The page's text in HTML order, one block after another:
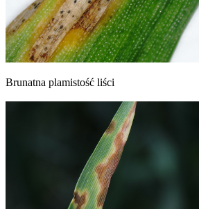
Brunatna plamistość liści